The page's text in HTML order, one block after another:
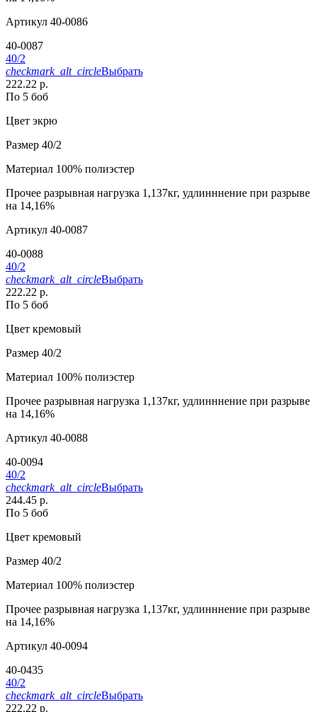
Артикул 40-0086
40-0087
40/2
checkmark_alt_circleВыбрать
222.22 р.
По 5 боб
Цвет экрю
Размер 40/2
Материал 100% полиэстер
Прочее разрывная нагрузка 1,137кг, удлинннение при разрыве
на 14,16%
Артикул 40-0087
40-0088
40/2
checkmark_alt_circleВыбрать
222.22 р.
По 5 боб
Цвет кремовый
Размер 40/2
Материал 100% полиэстер
Прочее разрывная нагрузка 1,137кг, удлинннение при разрыве
на 14,16%
Артикул 40-0088
40-0094
40/2
checkmark_alt_circleВыбрать
244.45 р.
По 5 боб
Цвет кремовый
Размер 40/2
Материал 100% полиэстер
Прочее разрывная нагрузка 1,137кг, удлинннение при разрыве
на 14,16%
Артикул 40-0094
40-0435
40/2
checkmark_alt_circleВыбрать
222.22 р.